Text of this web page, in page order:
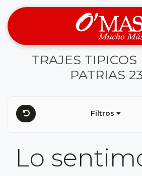
TRAJES TIPICOS
PATRIAS
Filtros
Lo